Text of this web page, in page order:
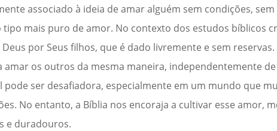
associado à ideia de amar alguém sem condições,
mais puro de amor. No contexto dos estudos bíblicos
por Seus filhos, que é dado livremente e sem
amar os outros da mesma maneira, independentemente
ser desafiadora, especialmente em um mundo que
No entanto, a Bíblia nos encoraja a cultivar esse amor,
e duradouros.